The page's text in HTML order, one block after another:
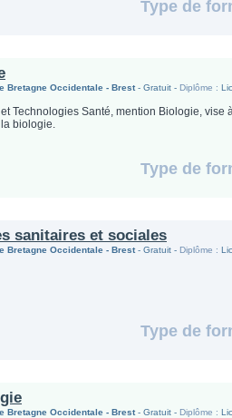
Type de
Bretagne Occidentale - Brest- Gratuit - Diplôme :
Technologies Santé, mention Biologie, vise
biologie.
Type de
sanitaires et sociales
Bretagne Occidentale - Brest- Gratuit - Diplôme :
Type de
Bretagne Occidentale - Brest- Gratuit - Diplôme :